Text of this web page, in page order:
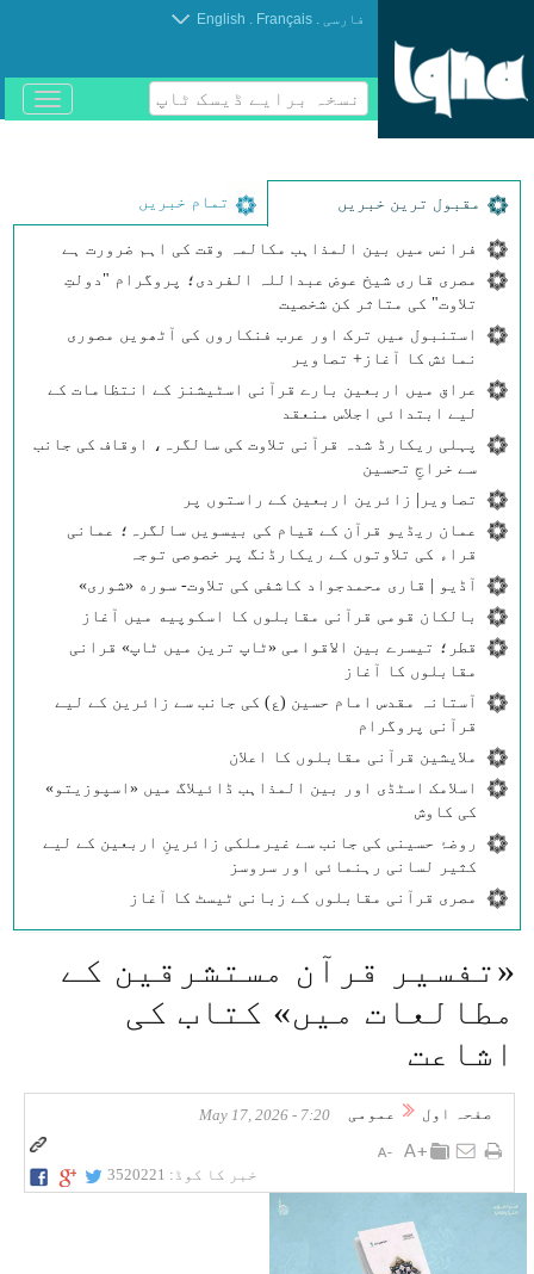
فارسی .
Français
.
English
نسخہ برایے ڈیسک ٹاپ
باز
و
مقبول ترین خبریں تمام خبریں
فرانس میں بین المذاہب مکالمہ وقت کی اہم ضرورت ہے
مصری قاری شیخ عوض عبداللہ الفردی؛ پروگرام "دولتِ
تلاوت" کی متاثر کن شخصیت
استنبول میں ترک اور عرب فنکاروں کی آٹھویں مصوری
نمائش کا آغاز+ تصاویر
عراق میں اربعین بارے قرآنی اسٹیشنز کے انتظامات کے
لیے ابتدائی اجلاس منعقد
پہلی ریکارڈ شدہ قرآنی تلاوت کی سالگرہ، اوقاف کی جانب
سے خراجِ تحسین
تصاویر| زائرین اربعین کے راستوں پر
عمان ریڈیو قرآن کے قیام کی بیسویں سالگرہ؛ عمانی
قراء کی تلاوتوں کے ریکارڈنگ پر خصوصی توجہ
آڈیو | قاری محمدجواد کاشفی کی تلاوت- سوره‌‌ «شوری»
بالکان قومی قرآنی مقابلوں کا اسکوپیه میں آغاز
قطر؛ تیسرے بین الاقوامی «ٹاپ ترین میں ٹاپ» قرانی
مقابلوں کا آغاز
آستانہ مقدس امام حسین (ع) کی جانب سے زائرین کے لیے
قرآنی پروگرام
ملایشین قرآنی مقابلوں کا اعلان
اسلامک اسٹڈی اور بین المذاہب ڈائیلاگ میں «اسپوزیتو»
کی کاوش
روضۂ حسینی کی جانب سے غیرملکی زائرینِ اربعین کے لیے
کثیر لسانی رہنمائی اور سروسز
مصری قرآنی مقابلوں کے زبانی ٹیسٹ کا آغاز
«تفسیر قرآن مستشرقین کے
مطالعات میں» کتاب کی
اشاعت
صفحہ اول عمومی 7:20 - May 17, 2026
خبر کا کوڈ: 3520221